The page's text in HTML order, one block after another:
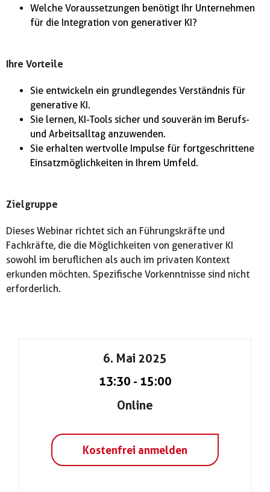
Welche Voraussetzungen benötigt Ihr Unternehmen
für die Integration von generativer KI?
Ihre Vorteile
Sie entwickeln ein grundlegendes Verständnis für
generative KI.
Sie lernen, KI-Tools sicher und souverän im Berufs-
und Arbeitsalltag anzuwenden.
Sie erhalten wertvolle Impulse für fortgeschrittene
Einsatzmöglichkeiten in Ihrem Umfeld.
Zielgruppe
Dieses Webinar richtet sich an Führungskräfte und
Fachkräfte, die die Möglichkeiten von generativer KI
sowohl im beruflichen als auch im privaten Kontext
erkunden möchten. Spezifische Vorkenntnisse sind nicht
erforderlich.
6. Mai 2025
13:30 - 15:00
Online
Kostenfrei anmelden